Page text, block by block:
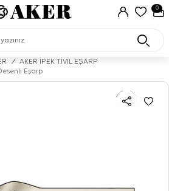
0
/
AKER İPEK TİVİL EŞARP
Eşarp